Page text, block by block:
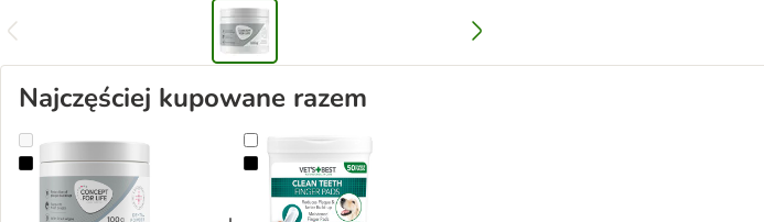
Najczęściej kupowane razem
Concept for Life Dental Powder SupplementVet's Best® Clean, płatki do czyszczenia zębów